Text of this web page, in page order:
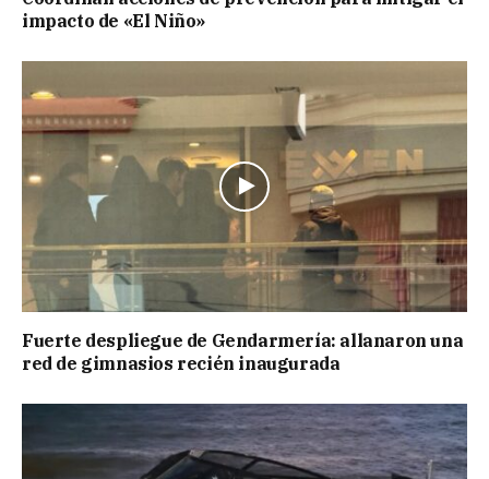
impacto de «El Niño»
Fuerte despliegue de Gendarmería: allanaron una
red de gimnasios recién inaugurada